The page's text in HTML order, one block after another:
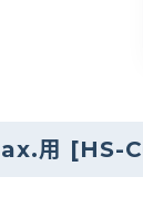
用 [HS-